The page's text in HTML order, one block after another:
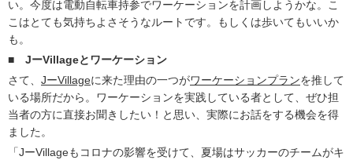
い。今度は電動自転車持参でワーケーションを計画しようかな。こ
こはとても気持ちよさそうなルートです。もしくは歩いてもいいか
も。
■ JーVillageとワーケーション
さて、 JーVillageに来た理由の一つがワーケーションプランを推して
いる場所だから。ワーケーションを実践している者として、ぜひ担
当者の方に直接お聞きしたい！と思い、実際にお話をする機会を得
ました。
「JーVillageもコロナの影響を受けて、夏場はサッカーのチームがキ